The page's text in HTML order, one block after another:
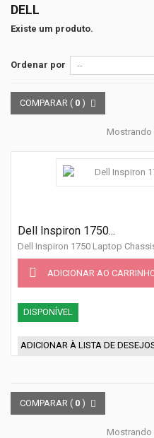
DELL
Existe um produto.
Ordenar por
COMPARAR ( 0 )
Mostrando
Dell Inspiron 1750...
Dell Inspiron 1750 Laptop
ADICIONAR AO
DISPONÍVEL
ADICIONAR À LISTA DE
COMPARAR ( 0 )
Mostrando